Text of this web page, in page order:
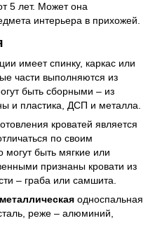
5 лет. Может она
интерьера в прихожей.
имеет спинку, каркас или
части выполняются из
быть сборными – из
и пластика, ДСП и металла.
кроватей является
по своим
могут быть мягкие или
признаны кровати из
– граба или самшита.
металлическая односпальная
реже – алюминий,